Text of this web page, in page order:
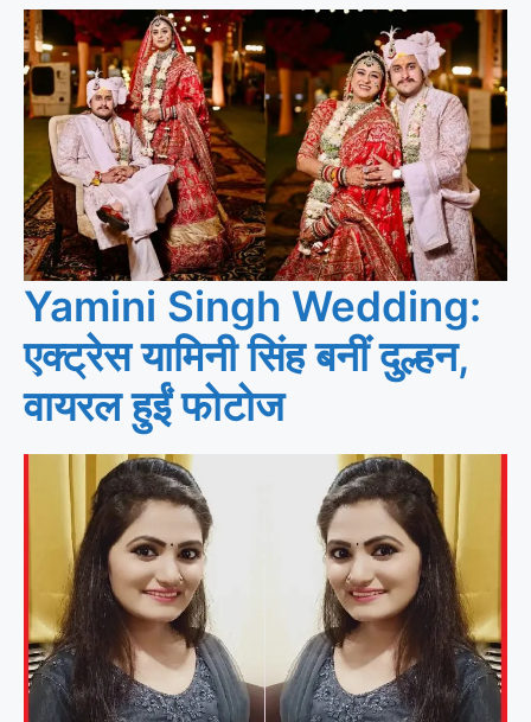
Yamini Singh Wedding:
एक्ट्रेस यामिनी सिंह बनीं दुल्हन,
वायरल हुईं फोटोज